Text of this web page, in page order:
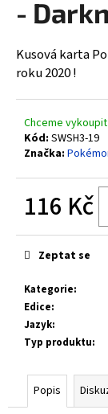
-
Kusová karta
roku 2020 !
Chceme vykoupit
Kód: SWSH3-19
Značka:
116 Kč
cena:
Kategorie:
Edice:
Jazyk:
Typ produktu:
Zeptat se
Popis
a
í
t
?
D
p
o
u